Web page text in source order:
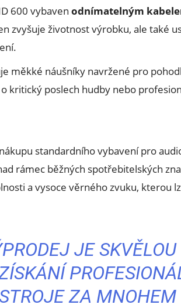
600 vybaven odnímatelným
zvyšuje životnost výrobku, ale také
měkké náušníky navržené pro
kritický poslech hudby nebo
standardního vybavení pro
rámec běžných spotřebitelských
a vysoce věrného zvuku, kterou
JE SKVĚLOU
ZA MNOHEM